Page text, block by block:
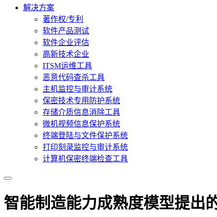
解决方案
著作权/专利
软件产品测试
软件企业评估
高新技术企业
ITSM运维工具
恶意代码查杀工具
主机监控与审计系统
保密技术专用防护系统
存储介质信息消除工具
微机视频信息保护系统
终端登陆与文件保护系统
打印刻录监控与审计系统
计算机保密终端检查工具
智能制造能力成熟度模型提出